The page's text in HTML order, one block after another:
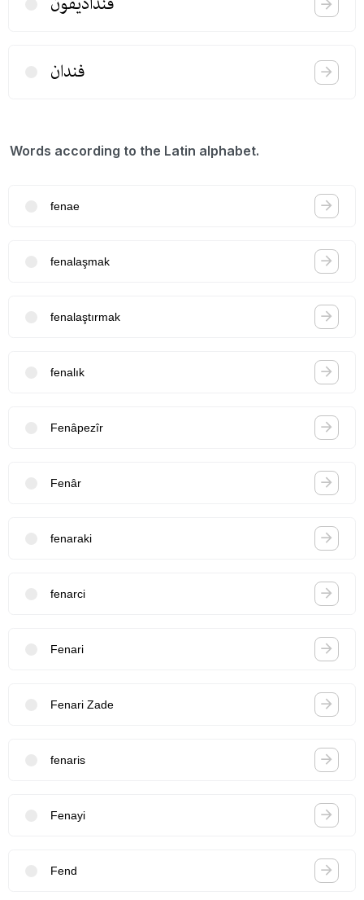
فندان
Words according to the Latin alphabet.
fenae
fenalaşmak
fenalaştırmak
fenalık
Fenâpezîr
Fenâr
fenaraki
fenarci
Fenari
Fenari Zade
fenaris
Fenayi
Fend